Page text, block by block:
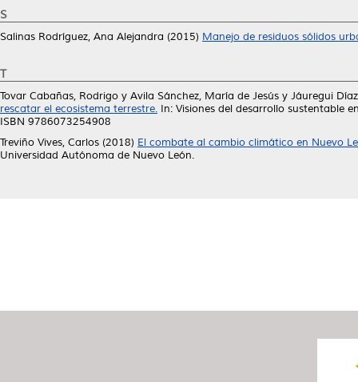
S
Salinas Rodríguez, Ana Alejandra (2015) Manejo de residuos sólidos
T
Tovar Cabañas, Rodrigo y Avila Sánchez, María de Jesús y Jáuregui
rescatar el ecosistema terrestre. In: Visiones del desarrollo sustentable
ISBN 9786073254908
Treviño Vives, Carlos (2018) El combate al cambio climático en Nuevo
Universidad Autónoma de Nuevo León.